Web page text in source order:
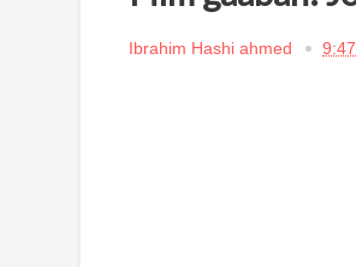
Ibrahim Hashi ahmed